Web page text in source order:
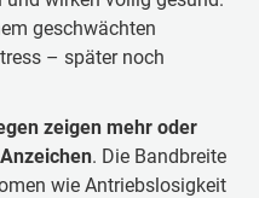
geschwächten
– später noch
zeigen mehr oder
. Die Bandbreite
wie Antriebslosigkeit